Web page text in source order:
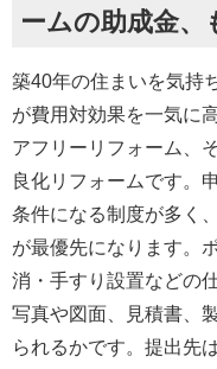
ームの助成金
築40年の住まいを気持
が費用対効果を一気に
アフリーリフォーム
、
良化リフォームです。
条件になる制度が多く、
が最優先になります。
消・手すり設置などの
写真や図面、
見積書 、
られるかです。提出先